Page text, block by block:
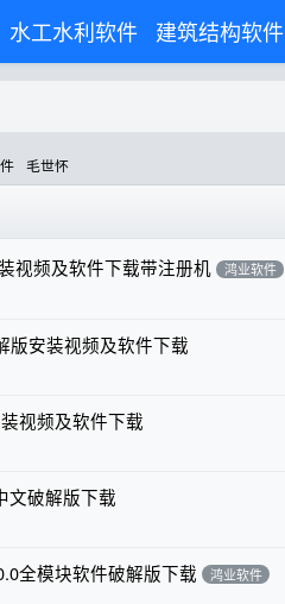
水工水利软件 建筑结构软件
毛世怀
视频及软件下载带注册机 鸿业软件
版安装视频及软件下载
视频及软件下载
文破解版下载
全模块软件破解版下载 鸿业软件